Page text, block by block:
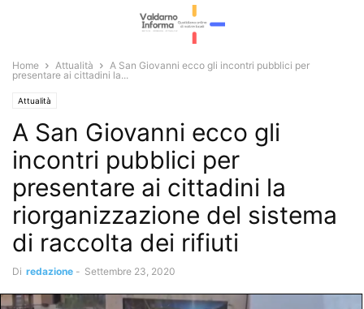
Home Attualità
A San Giovanni ecco gli incontri pubblici per
presentare ai cittadini la...
Attualità
A San Giovanni ecco gli
incontri pubblici per
presentare ai cittadini la
riorganizzazione del sistema
di raccolta dei rifiuti
Di redazione - Settembre 23, 2020